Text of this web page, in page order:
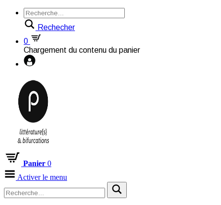
Rechecher
0
Chargement du contenu du panier
Panier 0
Activer le menu